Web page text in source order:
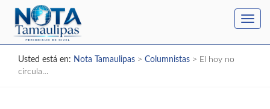
Usted está en: Nota Tamaulipas > Columnistas > El hoy no
circula…